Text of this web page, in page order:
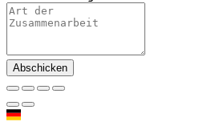
Abschicken